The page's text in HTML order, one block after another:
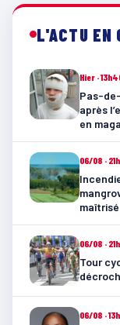
L'ACTU EN
Hier ·
Pas-
après
en
06/08 ·
maîtrisé
06/08 ·
Tour
06/08 ·